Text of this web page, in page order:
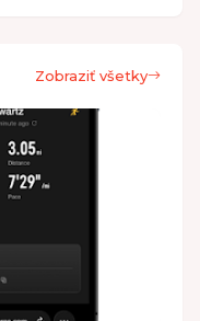
Zobraziť všetky